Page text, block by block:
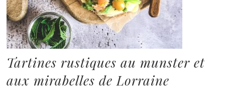
Tartines rustiques au munster et
aux mirabelles de Lorraine